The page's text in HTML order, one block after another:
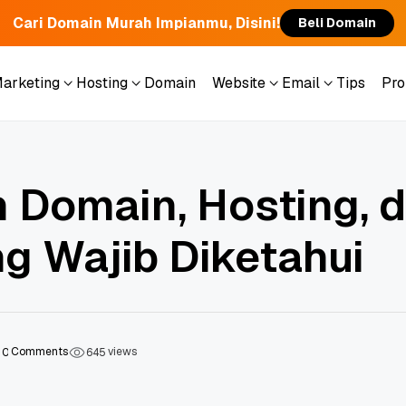
Cari Domain Murah Impianmu, Disini! Beli Domain
Hosting
Domain
Website
Email
Tips
Domain, Hosting,
Wajib Diketahui
0Comments 645views